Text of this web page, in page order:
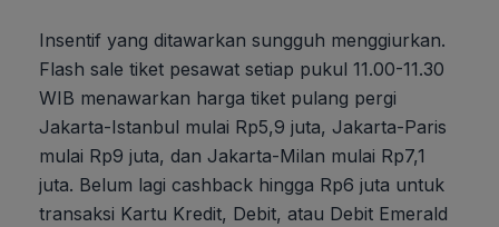
Insentif yang ditawarkan sungguh menggiurkan.
Flash sale tiket pesawat setiap pukul 11.00-11.30
WIB menawarkan harga tiket pulang pergi
Jakarta-Istanbul mulai Rp5,9 juta, Jakarta-Paris
mulai Rp9 juta, dan Jakarta-Milan mulai Rp7,1
juta. Belum lagi cashback hingga Rp6 juta untuk
transaksi Kartu Kredit, Debit, atau Debit Emerald